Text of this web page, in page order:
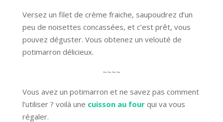
Versez un filet de crème fraiche, saupoudrez d’un
peu de noisettes concassées, et c’est prêt, vous
pouvez déguster. Vous obtenez un velouté de
potimarron délicieux.
~~~~
Vous avez un potimarron et ne savez pas comment
l’utiliser ? voilà une cuisson au fourqui va vous
régaler.